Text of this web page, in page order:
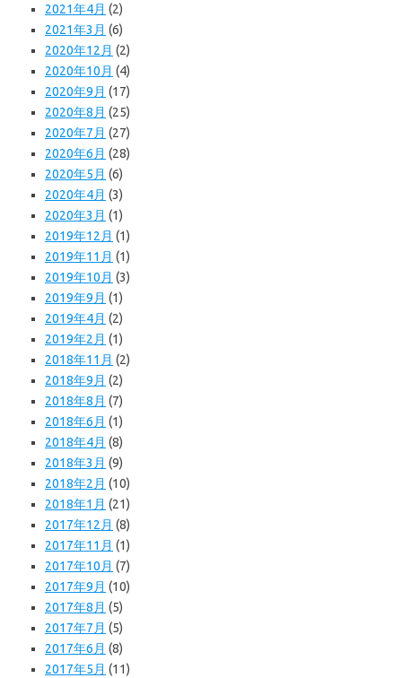
2021年4月 (2)
2021年3月 (6)
2020年12月 (2)
2020年10月 (4)
2020年9月 (17)
2020年8月 (25)
2020年7月 (27)
2020年6月 (28)
2020年5月 (6)
2020年4月 (3)
2020年3月 (1)
2019年12月 (1)
2019年11月 (1)
2019年10月 (3)
2019年9月 (1)
2019年4月 (2)
2019年2月 (1)
2018年11月 (2)
2018年9月 (2)
2018年8月 (7)
2018年6月 (1)
2018年4月 (8)
2018年3月 (9)
2018年2月 (10)
2018年1月 (21)
2017年12月 (8)
2017年11月 (1)
2017年10月 (7)
2017年9月 (10)
2017年8月 (5)
2017年7月 (5)
2017年6月 (8)
2017年5月 (11)